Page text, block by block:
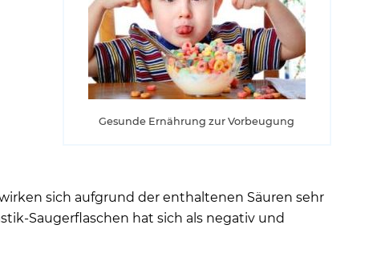
Gesunde Ernährung zur Vorbeugung
sich aufgrund der enthaltenen Säuren sehr
Saugerflaschen hat sich als negativ und